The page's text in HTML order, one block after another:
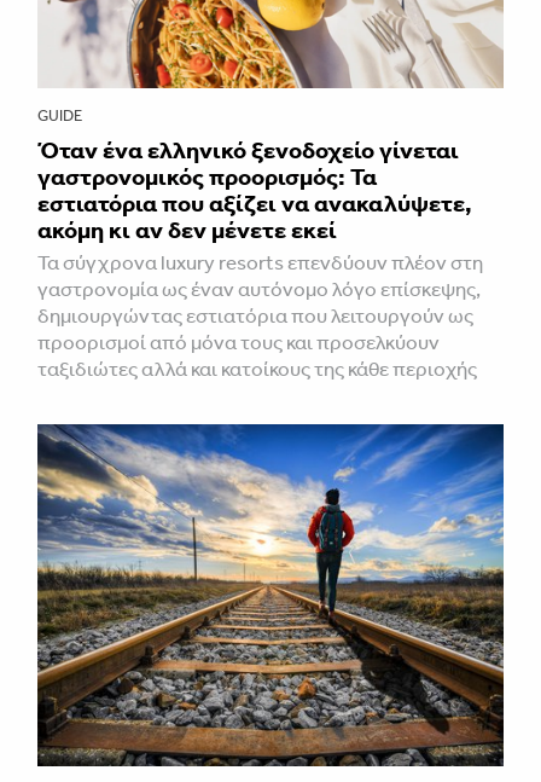
GUIDE
Όταν ένα ελληνικό ξενοδοχείο γίνεται
γαστρονομικός προορισμός: Τα
εστιατόρια που αξίζει να ανακαλύψετε,
ακόμη κι αν δεν μένετε εκεί
Τα σύγχρονα luxury resorts επενδύουν πλέον στη
γαστρονομία ως έναν αυτόνομο λόγο επίσκεψης,
δημιουργώντας εστιατόρια που λειτουργούν ως
προορισμοί από μόνα τους και προσελκύουν
ταξιδιώτες αλλά και κατοίκους της κάθε περιοχής